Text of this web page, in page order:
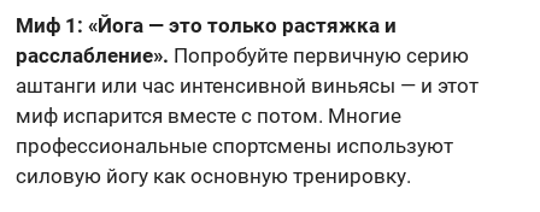
Миф 1: «Йога — это только растяжка и
расслабление». Попробуйте первичную серию
аштанги или час интенсивной виньясы — и этот
миф испарится вместе с потом. Многие
профессиональные спортсмены используют
силовую йогу как основную тренировку.